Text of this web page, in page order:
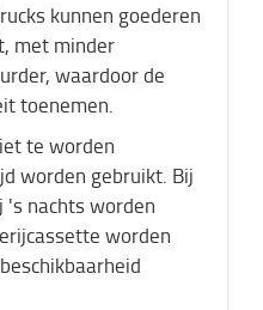
kunnen goederen
met minder
waardoor de
toenemen.
te worden
worden gebruikt. Bij
's nachts worden
worden